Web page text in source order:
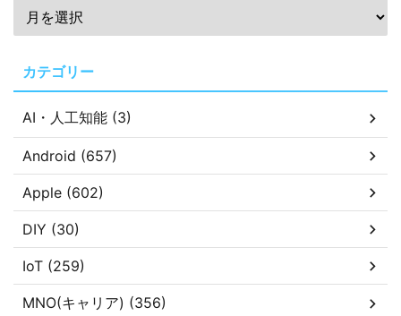
カテゴリー
AI・人工知能 (3)
Android (657)
Apple (602)
DIY (30)
IoT (259)
MNO(キャリア) (356)